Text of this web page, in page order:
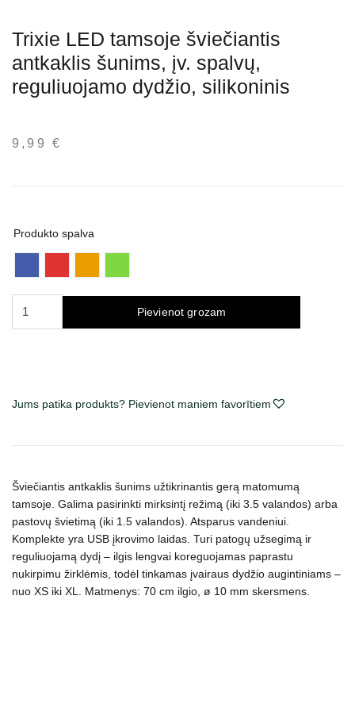
Trixie LED tamsoje šviečiantis
antkaklis šunims, įv. spalvų,
reguliuojamo dydžio, silikoninis
9,99 €
Produkto spalva
Trixie
šunims,
silikoninis
daudzums
Pievienot grozam
Jums patika produkts? Pievienot maniem favorītiem
Šviečiantis antkaklis šunims užtikrinantis gerą matomumą
tamsoje. Galima pasirinkti mirksintį režimą (iki 3.5 valandos) arba
pastovų švietimą (iki 1.5 valandos). Atsparus vandeniui.
Komplekte yra USB įkrovimo laidas. Turi patogų užsegimą ir
reguliuojamą dydį – ilgis lengvai koreguojamas paprastu
nukirpimu žirklėmis, todėl tinkamas įvairaus dydžio augintiniams –
nuo XS iki XL. Matmenys: 70 cm ilgio, ø 10 mm skersmens.